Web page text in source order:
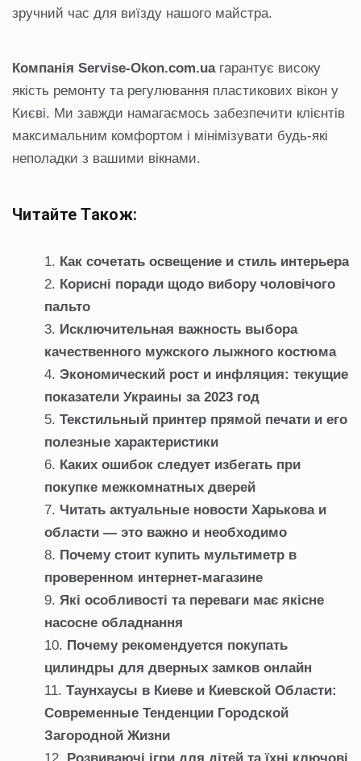
зручний час для виїзду нашого майстра.
Компанія Servise-Okon.com.uaгарантує високу
якість ремонту та регулювання пластикових вікон у
Києві. Ми завжди намагаємось забезпечити клієнтів
максимальним комфортом і мінімізувати будь-які
неполадки з вашими вікнами.
Читайте Також:
Как сочетать освещение и стиль интерьера
Корисні поради щодо вибору чоловічого
пальто
Исключительная важность выбора
качественного мужского лыжного костюма
Экономический рост и инфляция: текущие
показатели Украины за 2023 год
Текстильный принтер прямой печати и его
полезные характеристики
Каких ошибок следует избегать при
покупке межкомнатных дверей
Читать актуальные новости Харькова и
области — это важно и необходимо
Почему стоит купить мультиметр в
проверенном интернет-магазине
Які особливості та переваги має якісне
насосне обладнання
Почему рекомендуется покупать
цилиндры для дверных замков онлайн
Таунхаусы в Киеве и Киевской Области:
Современные Тенденции Городской
Загородной Жизни